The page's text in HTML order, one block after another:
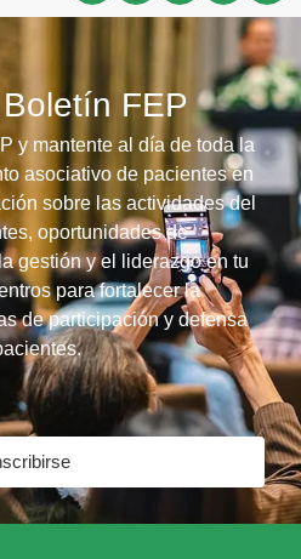
FEP
y mantente al día de toda la
asociativo de pacientes en
sobre las actividades del
oportunidades de
gestión y el liderazgo en tu
para fortalecer la
de participación y defensa